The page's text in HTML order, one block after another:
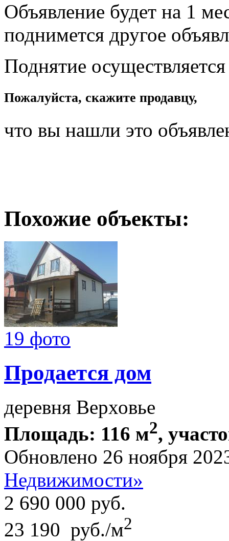
Объявление будет на 1
поднимется другое
Поднятие
Пожалуйста, скажите продавцу,
что вы нашли это
Похожие объекты:
19 фото
Продается дом
деревня Верховье
Площадь: 116 м2,
Обновлено 26 ноября
Недвижимости»
2 690 000 руб.
23 190 руб./м2